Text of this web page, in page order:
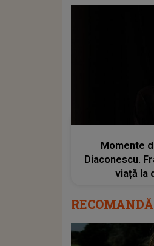
Momente
Diaconescu.
viață la